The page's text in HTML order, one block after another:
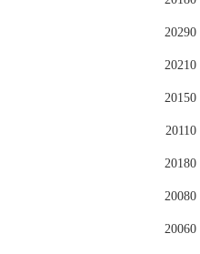
20290
20210
20150
20110
20180
20080
20060